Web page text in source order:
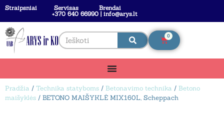
Straipsniai Servisas
Brendai
+370 640 66990 | info@arys.lt
0
Pradžia / Technika statyboms / Betonavimo technika / Betono
maišyklės / BETONO MAIŠYKLĖ MIX160L, Scheppach